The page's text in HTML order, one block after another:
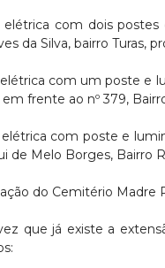
elétrica com dois postes
da Silva, bairro Turas,
com um poste e
frente ao nº 379,
elétrica com poste e
de Melo Borges, Bairro
do Cemitério Madre
que já existe a